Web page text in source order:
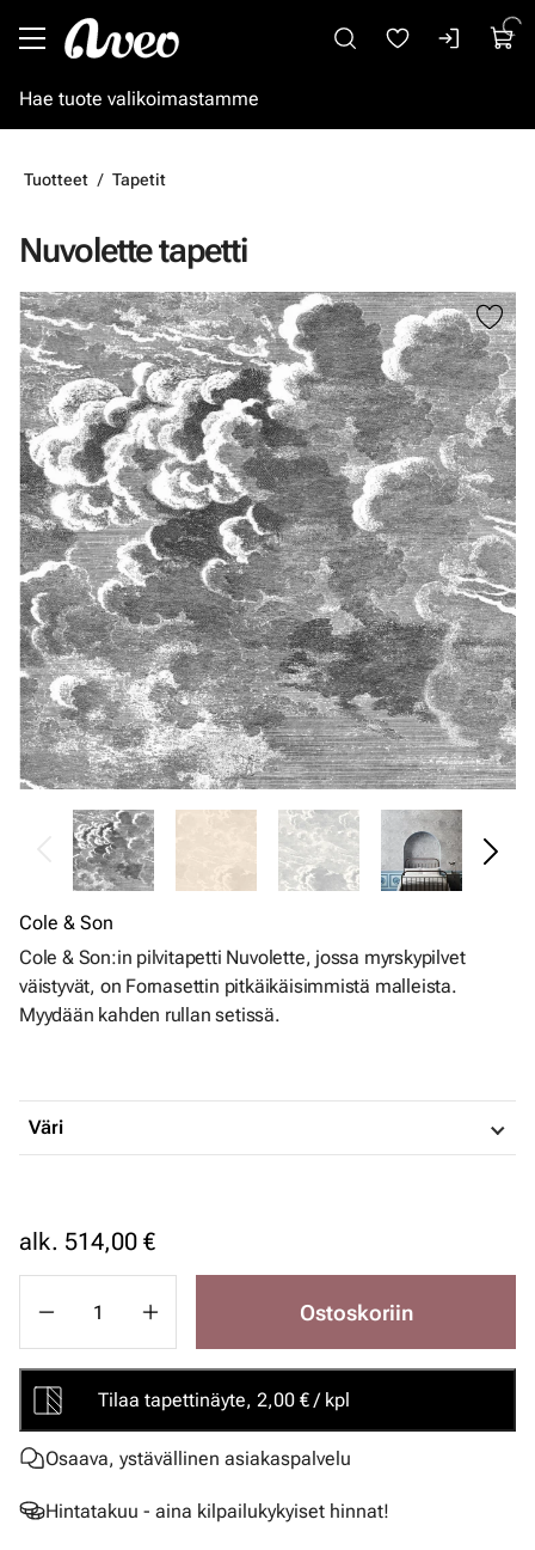
Tuotteet Tapetit
Nuvolette tapetti
Ohita kuvat
Cole & Son
Cole & Son:in pilvitapetti Nuvolette, jossa myrskypilvet
väistyvät, on Fornasettin pitkäikäisimmistä malleista.
Myydään kahden rullan setissä.
Väri
alk. 514,00 €
Ostoskoriin
Tilaa tapettinäyte, 2,00 € / kpl
Osaava, ystävällinen asiakaspalvelu
Hintatakuu - aina kilpailukykyiset hinnat!